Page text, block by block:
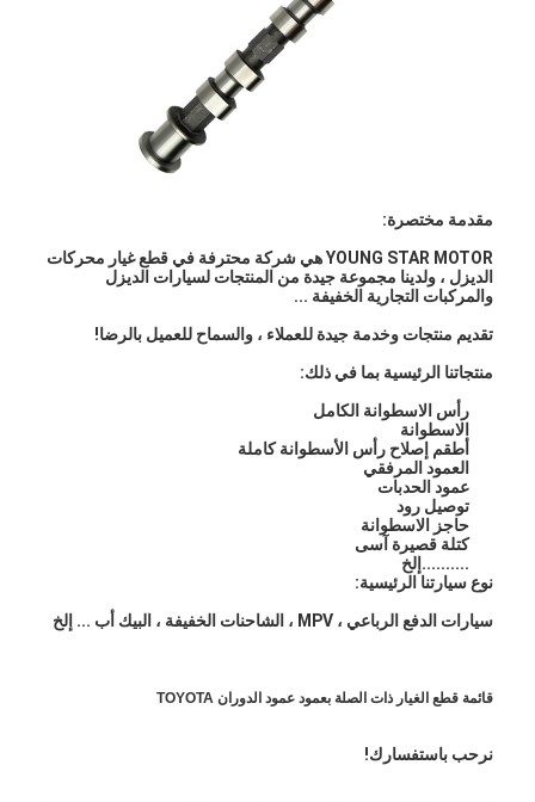
المنزل
المنتجات
فيديوهات
حولنا
جولة في المصنع
الدردشة الآن
مقدمة مختصرة:
YOUNG STAR MOTOR هي شركة محترفة في قطع غيار محركات
الديزل ، ولدينا مجموعة جيدة من المنتجات لسيارات الديزل
والمركبات التجارية الخفيفة ...
تقديم منتجات وخدمة جيدة للعملاء ، والسماح للعميل بالرضا!
منتجاتنا الرئيسية بما في ذلك:
رأس الاسطوانة الكامل
الاسطوانة
أطقم إصلاح رأس الأسطوانة كاملة
العمود المرفقي
عمود الحدبات
توصيل رود
حاجز الاسطوانة
كتلة قصيرة آسى
..........إلخ
نوع سيارتنا الرئيسية:
سيارات الدفع الرباعي ، MPV ، الشاحنات الخفيفة ، البيك أب ... إلخ
قائمة قطع الغيار ذات الصلة بعمود عمود الدوران TOYOTA
نرحب باستفسارك!